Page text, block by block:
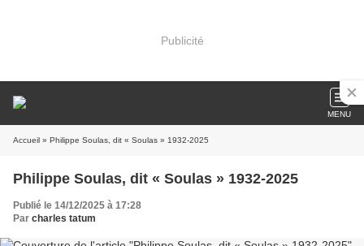
Publicité
MENU
Accueil » Philippe Soulas, dit « Soulas » 1932-2025
Philippe Soulas, dit « Soulas » 1932-2025
Publié le 14/12/2025 à 17:28
Par charles tatum